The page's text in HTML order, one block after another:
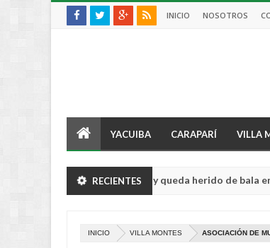
INICIO NOSOTROS
YACUIBA CARAPARÍ VILLA
RECIENTES
sufre violento robo y queda herido de bala en
INICIO VILLA MONTES ASOCIACIÓN DE